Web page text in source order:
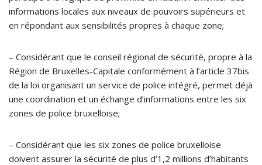
informations locales aux niveaux de pouvoirs supérieurs et
en répondant aux sensibilités propres à chaque zone;
– Considérant que le conseil régional de sécurité, propre à la
Région de Bruxelles-Capitale conformément à l’article 37bis
de la loi organisant un service de police intégré, permet déjà
une coordination et un échange d’informations entre les six
zones de police bruxelloise;
– Considérant que les six zones de police bruxelloise
doivent assurer la sécurité de plus d’1,2 millions d’habitants